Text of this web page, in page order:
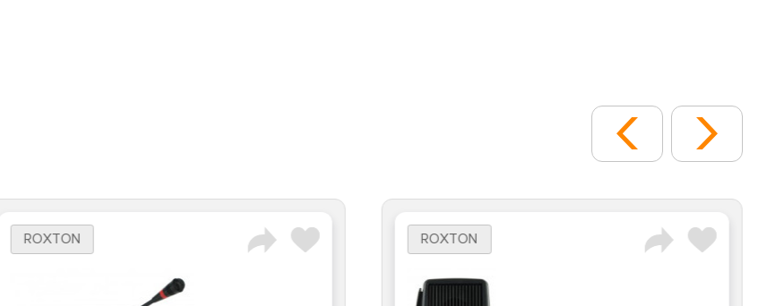
ROXTON ROXTON